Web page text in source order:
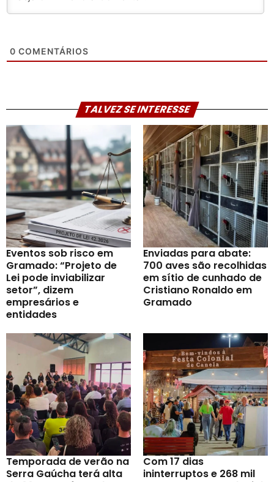
0 COMENTÁRIOS
TALVEZ SE INTERESSE
Eventos sob risco em
Gramado: “Projeto de
Lei pode inviabilizar
setor”, dizem
empresários e
entidades
Enviadas para abate:
700 aves são recolhidas
em sítio de cunhado de
Cristiano Ronaldo em
Gramado
Temporada de verão na
Serra Gaúcha terá alta
Com 17 dias
ininterruptos e 268 mil